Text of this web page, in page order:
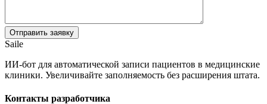
Saile
ИИ-бот для автоматической записи пациентов в медицинские
клиники. Увеличивайте заполняемость без расширения штата.
Контакты разработчика